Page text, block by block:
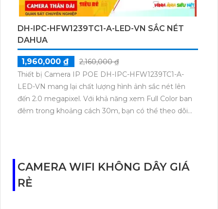
DH-IPC-HFW1239TC1-A-LED-VN SẮC NÉT
DAHUA
1,960,000 ₫
2,160,000 ₫
Thiết bị Camera IP POE DH-IPC-HFW1239TC1-A-
LED-VN mang lại chất lượng hình ảnh sắc nét lên
đến 2.0 megapixel. Với khả năng xem Full Color ban
đêm trong khoảng cách 30m, bạn có thể theo dõi
trong điều kiện ánh sáng yếu. Hồng Ngoại SMD chất
lượng cao hỗ trợ quay đêm trong điều kiện tối, giúp
camera hoạt động hiệu quả. Với thân kim loại chắc
CAMERA WIFI KHÔNG DÂY GIÁ
RẺ